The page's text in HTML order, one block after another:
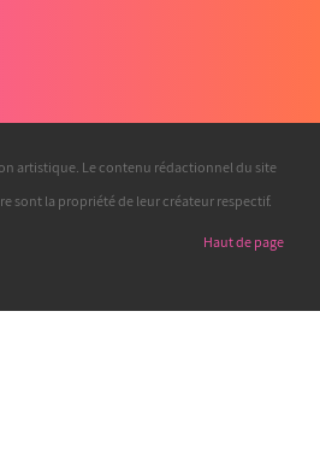
artistique. Le contenu rédactionnel du site
sont la propriété de leur créateur respectif.
Haut de page